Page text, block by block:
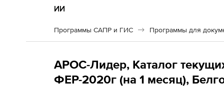
ИИ
Программы САПР и ГИС Программы для
АРОС-Лидер, Каталог
ФЕР-2020г (на 1 месяц),